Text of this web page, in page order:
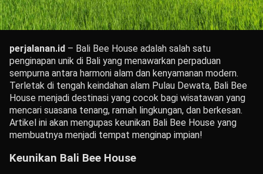
perjalanan.id – Bali Bee House adalah salah satu
penginapan unik di Bali yang menawarkan perpaduan
sempurna antara harmoni alam dan kenyamanan modern.
Terletak di tengah keindahan alam Pulau Dewata, Bali Bee
House menjadi destinasi yang cocok bagi wisatawan yang
mencari suasana tenang, ramah lingkungan, dan berkesan.
Artikel ini akan mengupas keunikan Bali Bee House yang
membuatnya menjadi tempat menginap impian!
Keunikan Bali Bee House